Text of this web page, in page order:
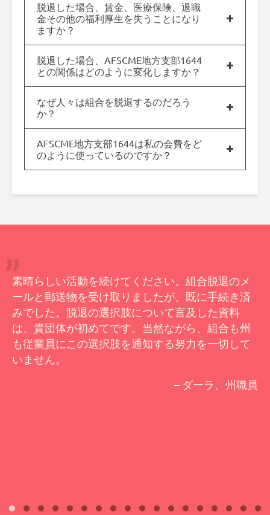
脱退した場合、賃金、医療保険、退職
金その他の福利厚生を失うことになり
ますか？
脱退した場合、AFSCME地方支部1644
との関係はどのように変化しますか？
なぜ人々は組合を脱退するのだろう
か？
AFSCME地方支部1644は私の会費をど
のように使っているのですか？
素晴らしい活動を続けてください。組合脱退のメ
ールと郵送物を受け取りましたが、既に手続き済
みでした。脱退の選択肢について言及した資料
は、貴団体が初めてです。当然ながら、組合も州
も従業員にこの選択肢を通知する努力を一切して
いません。
– ダーラ、州職員